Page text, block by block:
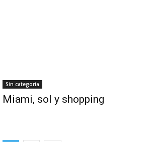
Sin categoría
Miami, sol y shopping